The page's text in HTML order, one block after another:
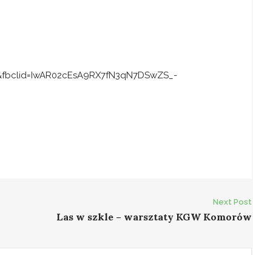
Next Post
Las w szkle – warsztaty KGW Komorów